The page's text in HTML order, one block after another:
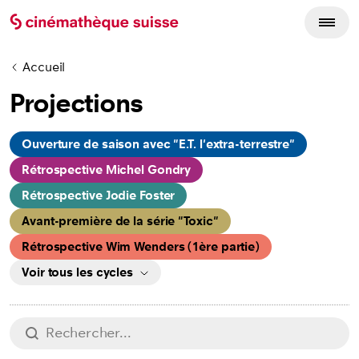
Accueil
Projections
Cycles
Ouverture de saison avec "E.T. l'extra-terrestre"
Rétrospective Michel Gondry
Rétrospective Jodie Foster
Avant-première de la série "Toxic"
Rétrospective Wim Wenders (1ère partie)
Voir tous les cycles
Cinéma Open Air au Château de Prangins
Rechercher